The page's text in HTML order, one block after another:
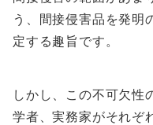
う、間接侵害品を発明
定する趣旨です。
しかし、この不可欠性
学者、実務家がそれぞ